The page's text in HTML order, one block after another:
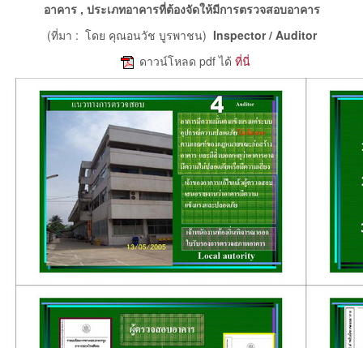
อาคาร , ประเภทอาคารที่ต้องจัดให้มีการตรวจสอบอาคาร
(ที่มา : โดย คุณอนวัช บูรพาชน) Inspector / Auditor
ดาวน์โหลด pdf ได้ ที่นี่